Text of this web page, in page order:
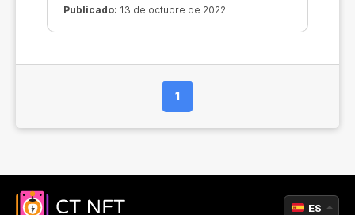
Publicado: 13 de octubre de 2022
1
ES